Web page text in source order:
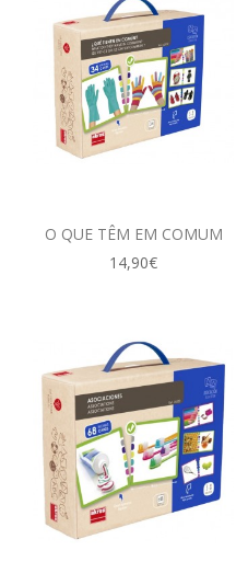
O QUE TÊM EM COMUM
14,90€